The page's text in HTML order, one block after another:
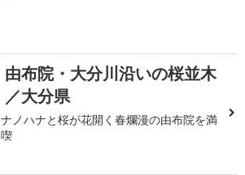
由布院・大分川沿いの桜並木
／大分県
ナノハナと桜が花開く春爛漫の由布院を満
喫